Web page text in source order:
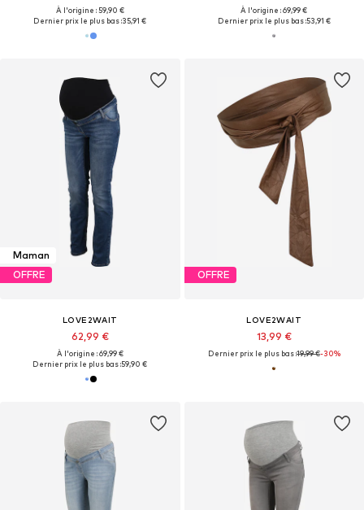
À l'origine : 59,90 €
Dernier prix le plus bas :35,91 €
À l'origine : 69,99 €
Dernier prix le plus bas :53,91 €
Maman
OFFRE
LOVE2WAIT
62,99 €
À l'origine : 69,99 €
Dernier prix le plus bas :59,90 €
OFFRE
LOVE2WAIT
13,99 €
Dernier prix le plus bas :19,99 €-30%